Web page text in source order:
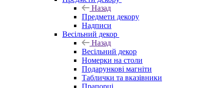
Назад
Предмети декору
Надписи
Весільний декор
Назад
Весільний декор
Номерки на столи
Подарункові магніти
Таблички та вказівники